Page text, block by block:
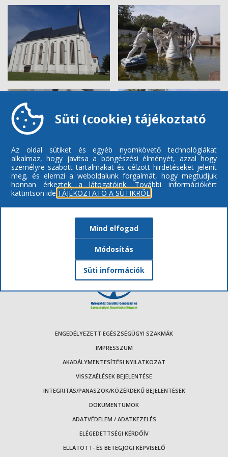
ENGEDÉLYEZETT EGÉSZSÉGÜGYI SZAKMÁK
IMPRESSZUM
AKADÁLYMENTESÍTÉSI NYILATKOZAT
VISSZAÉLÉSEK BEJELENTÉSE
INTEGRITÁS/PANASZOK/KÖZÉRDEKŰ BEJELENTÉSEK
DOKUMENTUMOK
ADATVÉDELEM / ADATKEZELÉS
ELÉGEDETTSÉGI KÉRDŐÍV
ELLÁTOTT- ÉS BETEGJOGI KÉPVISELŐ
Süti (cookie) tájékoztató
Az oldal sütiket és egyéb nyomkövető technológiákat
alkalmaz, hogy javítsa a böngészési élményét, azzal hogy
személyre szabott tartalmakat és célzott hirdetéseket jelenít
meg, és elemzi a weboldalunk forgalmát, hogy megtudjuk
honnan érkeztek a látogatóink.
További információkért
kattintson ide:TÁJÉKOZTATÓ A SÜTIKRŐL
Mind elfogad
Módosítás
Süti információk